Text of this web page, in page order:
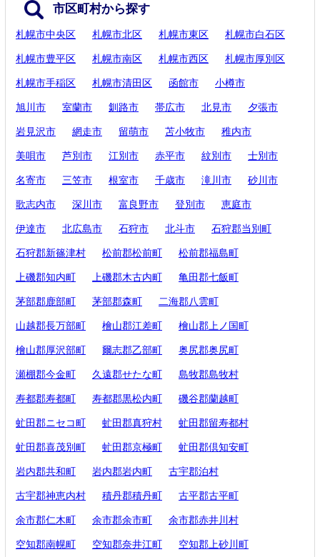
市区町村から探す
札幌市中央区 札幌市北区 札幌市東区 札幌市白石区
札幌市豊平区 札幌市南区 札幌市西区 札幌市厚別区
札幌市手稲区 札幌市清田区 函館市 小樽市
旭川市 室蘭市 釧路市 帯広市 北見市 夕張市
岩見沢市 網走市 留萌市 苫小牧市 稚内市
美唄市 芦別市 江別市 赤平市 紋別市 士別市
名寄市 三笠市 根室市 千歳市 滝川市 砂川市
歌志内市 深川市 富良野市 登別市 恵庭市
伊達市 北広島市 石狩市 北斗市 石狩郡当別町
石狩郡新篠津村 松前郡松前町 松前郡福島町
上磯郡知内町 上磯郡木古内町 亀田郡七飯町
茅部郡鹿部町 茅部郡森町 二海郡八雲町
山越郡長万部町 檜山郡江差町 檜山郡上ノ国町
檜山郡厚沢部町 爾志郡乙部町 奥尻郡奥尻町
瀬棚郡今金町 久遠郡せたな町 島牧郡島牧村
寿都郡寿都町 寿都郡黒松内町 磯谷郡蘭越町
虻田郡ニセコ町 虻田郡真狩村 虻田郡留寿都村
虻田郡喜茂別町 虻田郡京極町 虻田郡倶知安町
岩内郡共和町 岩内郡岩内町 古宇郡泊村
古宇郡神恵内村 積丹郡積丹町 古平郡古平町
余市郡仁木町 余市郡余市町 余市郡赤井川村
空知郡南幌町 空知郡奈井江町 空知郡上砂川町